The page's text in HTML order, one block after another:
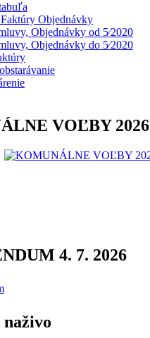
Objednávky
Objednávky od 5⁄2020
Objednávky do 5⁄2020
VOĽBY 2026
4. 7. 2026